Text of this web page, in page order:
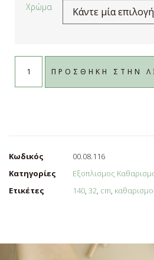
Χρώμα
ΠΡΟΣΘΗΚΗ ΣΤΗΝ
Κωδικός
00.08.116
Κατηγορίες
Εξοπλισμος
Ετικέτες
140, 32, cm,
Loading...